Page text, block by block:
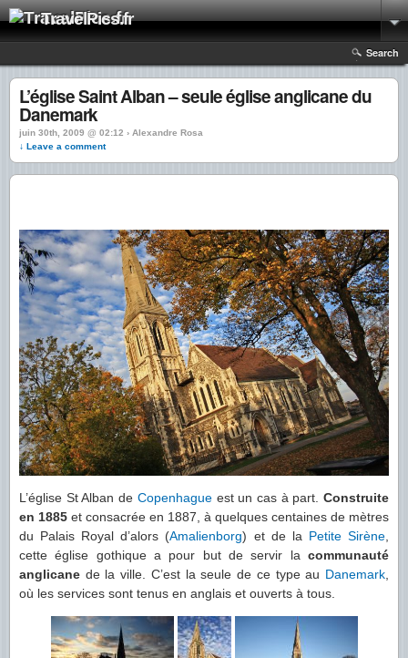
TravelPics.fr
Search
L’église Saint Alban – seule église anglicane du
Danemark
juin 30th, 2009 @ 02:12 › Alexandre Rosa
↓ Leave a comment
L’église St Alban de Copenhagueest un cas à part.Construite
en 1885 et consacrée en 1887, à quelques centaines de mètres
du Palais Royal d’alors (Amalienborg) et de la Petite Sirène
cette église gothique a pour but de servir la communauté
anglicane de la ville. C’est la seule de ce type au Danemark
où les services sont tenus en anglais et ouverts à tous.